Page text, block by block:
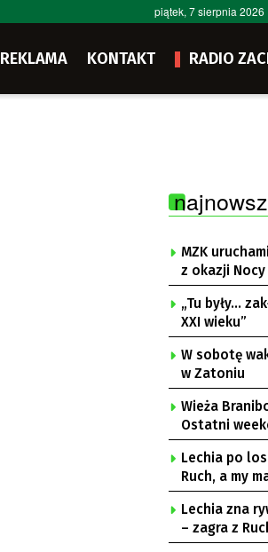
piątek, 7 sierpnia 2026
REKLAMA KONTAKT RADIO
MZK
z okazji Nocy
Ochli
„Tu były… zakłady
XXI wieku”
W sobotę
w Zatoniu
Wieża
Ostatni
Lechia po
Ruch, a my
Lechia zna
– zagra z